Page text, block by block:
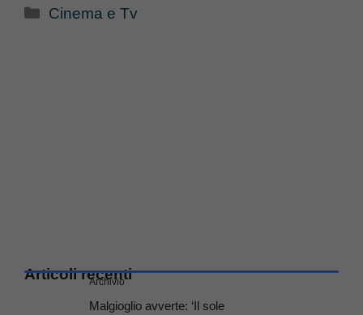
Categorie
Cinema e Tv
Articoli recenti
Archivio
Malgioglio avverte: ‘Il sole